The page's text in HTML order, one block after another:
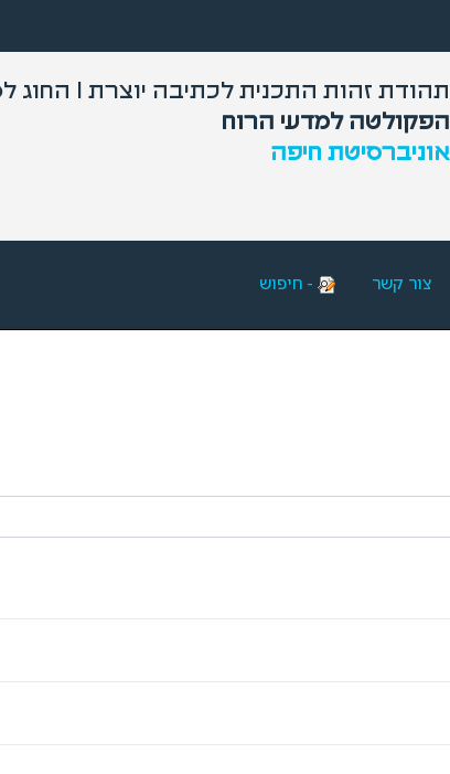
תהודת זהות התכנית לכתיבה יוצרת I החוג לספרות עברית והשוואתית
הפקולטה למדעי הרוח
אוניברסיטת חיפה
צור קשר - חיפוש